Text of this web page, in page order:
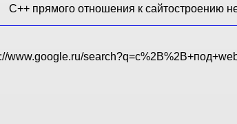
C++ прямого отношения к сайтостроению
www.google.ru/